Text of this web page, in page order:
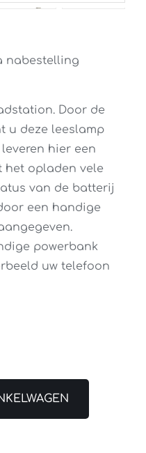
nabestelling
Door de
u deze leeslamp
hier een
opladen vele
van de batterij
een handige
powerbank
uw telefoon